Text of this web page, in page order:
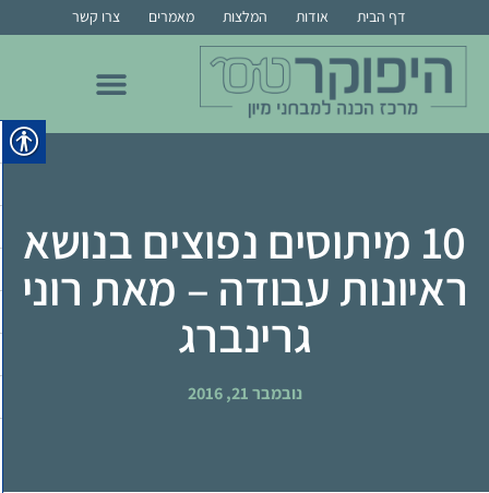
דף הבית אודות המלצות מאמרים צרו קשר
10 מיתוסים נפוצים בנושא
ראיונות עבודה – מאת רוני
גרינברג
נובמבר 21, 2016